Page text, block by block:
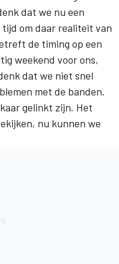
dat we nu een
om daar realiteit van
de timing op een
weekend voor ons,
dat we niet snel
met de banden.
gelinkt zijn. Het
nu kunnen we